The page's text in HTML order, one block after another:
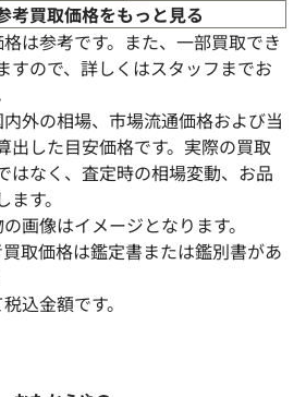
考買取価格をもっと見る
は参考です。また、一部買取でき
すので、詳しくはスタッフまでお
外の相場、市場流通価格および当
出した目安価格です。実際の買取
はなく、査定時の相場変動、お品
す。
画像はイメージとなります。
取価格は鑑定書または鑑別書があ
込金額です。